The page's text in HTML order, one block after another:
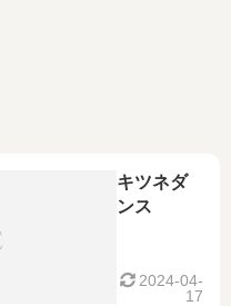
キツネダ
ンス
2024-04-
17